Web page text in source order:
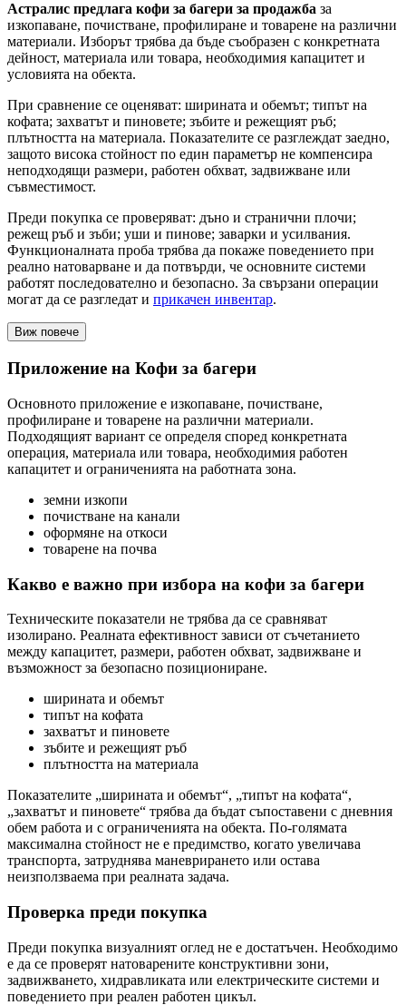
Астралис предлага кофи за багери за продажба за
изкопаване, почистване, профилиране и товарене на различни
материали. Изборът трябва да бъде съобразен с конкретната
дейност, материала или товара, необходимия капацитет и
условията на обекта.
При сравнение се оценяват: ширината и обемът; типът на
кофата; захватът и пиновете; зъбите и режещият ръб;
плътността на материала. Показателите се разглеждат заедно,
защото висока стойност по един параметър не компенсира
неподходящи размери, работен обхват, задвижване или
съвместимост.
Преди покупка се проверяват: дъно и странични плочи;
режещ ръб и зъби; уши и пинове; заварки и усилвания.
Функционалната проба трябва да покаже поведението при
реално натоварване и да потвърди, че основните системи
работят последователно и безопасно. За свързани операции
могат да се разгледат и прикачен инвентар.
Виж повече
Приложение на Кофи за багери
Основното приложение е изкопаване, почистване,
профилиране и товарене на различни материали.
Подходящият вариант се определя според конкретната
операция, материала или товара, необходимия работен
капацитет и ограниченията на работната зона.
земни изкопи
почистване на канали
оформяне на откоси
товарене на почва
Какво е важно при избора на кофи за багери
Техническите показатели не трябва да се сравняват
изолирано. Реалната ефективност зависи от съчетанието
между капацитет, размери, работен обхват, задвижване и
възможност за безопасно позициониране.
ширината и обемът
типът на кофата
захватът и пиновете
зъбите и режещият ръб
плътността на материала
Показателите „ширината и обемът“, „типът на кофата“,
„захватът и пиновете“ трябва да бъдат съпоставени с дневния
обем работа и с ограниченията на обекта. По-голямата
максимална стойност не е предимство, когато увеличава
транспорта, затруднява маневрирането или остава
неизползваема при реалната задача.
Проверка преди покупка
Преди покупка визуалният оглед не е достатъчен. Необходимо
е да се проверят натоварените конструктивни зони,
задвижването, хидравликата или електрическите системи и
поведението при реален работен цикъл.